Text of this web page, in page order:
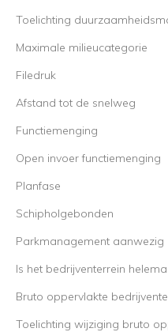
Toelichting
Maximale milieucategorie
Filedruk
Afstand tot de snelweg
Functiemenging
Open invoer functiemenging
Planfase
Schipholgebonden
Parkmanagement aanwezig
Is het bedrijventerrein
Bruto oppervlakte
Toelichting wijziging bruto